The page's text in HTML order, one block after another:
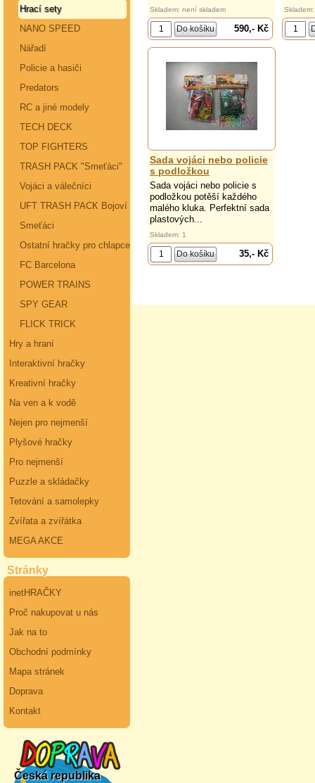
Hrací sety
NANO SPEED
Nářadí
Policie a hasiči
Predators
RC a jiné modely
TECH DECK
TOP FIGHTERS
TRASH PACK "Smeťáci"
Vojáci a válečníci
UFT TRASH PACK Bojoví
Smeťáci
Ostatní hračky pro chlapce
FC Barcelona
POWER TRAINS
SPY GEAR
FLICK TRICK
Hry a hraní
Interaktivní hračky
Kreativní hračky
Na ven a k vodě
Nejen pro nejmenší
Plyšové hračky
Pro nejmenší
Puzzle a skládačky
Tetování a samolepky
Zvířata a zvířátka
MEGA AKCE
Stránky
inetHRAČKY
Proč nakupovat u nás
Jak na to
Obchodní podmínky
Mapa stránek
Doprava
Kontakt
Česká republika
Skladem: není skladem
590,- Kč
Sada vojáci nebo policie
s podložkou
Sada vojáci nebo policie s
podložkou potěší každého
malého kluka. Perfektní sada
plastových...
Skladem: 1
35,- Kč